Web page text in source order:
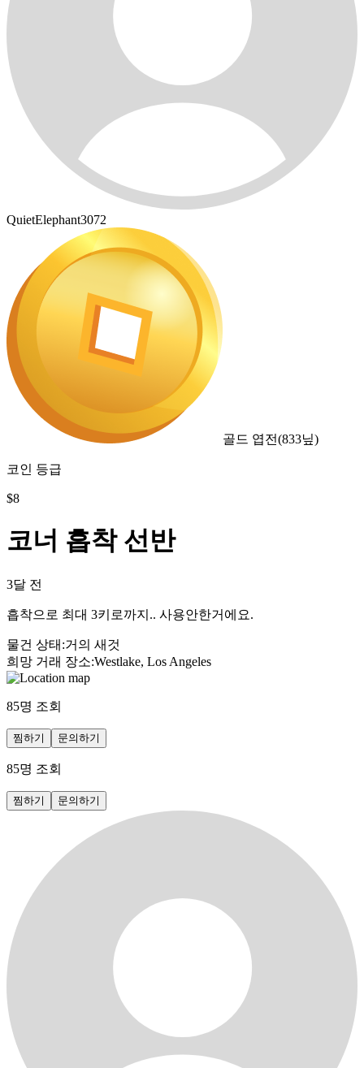
QuietElephant3072
골드 엽전(833닢)
코인 등급
$8
코너 흡착 선반
3달 전
흡착으로 최대 3키로까지.. 사용안한거에요.
물건 상태 :거의 새것
희망 거래 장소:Westlake, Los Angeles
85명 조회
찜하기 문의하기
85명 조회
찜하기 문의하기